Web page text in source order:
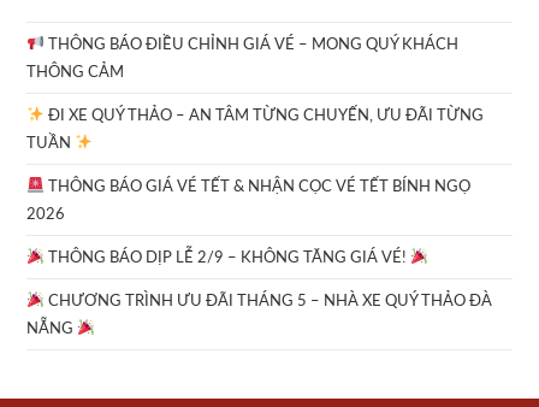
THÔNG BÁO ĐIỀU CHỈNH GIÁ VÉ – MONG QUÝ KHÁCH
THÔNG CẢM
ĐI XE QUÝ THẢO – AN TÂM TỪNG CHUYẾN, ƯU ĐÃI TỪNG
TUẦN
THÔNG BÁO GIÁ VÉ TẾT & NHẬN CỌC VÉ TẾT BÍNH NGỌ
2026
THÔNG BÁO DỊP LỄ 2/9 – KHÔNG TĂNG GIÁ VÉ!
CHƯƠNG TRÌNH ƯU ĐÃI THÁNG 5 – NHÀ XE QUÝ THẢO ĐÀ
NẴNG